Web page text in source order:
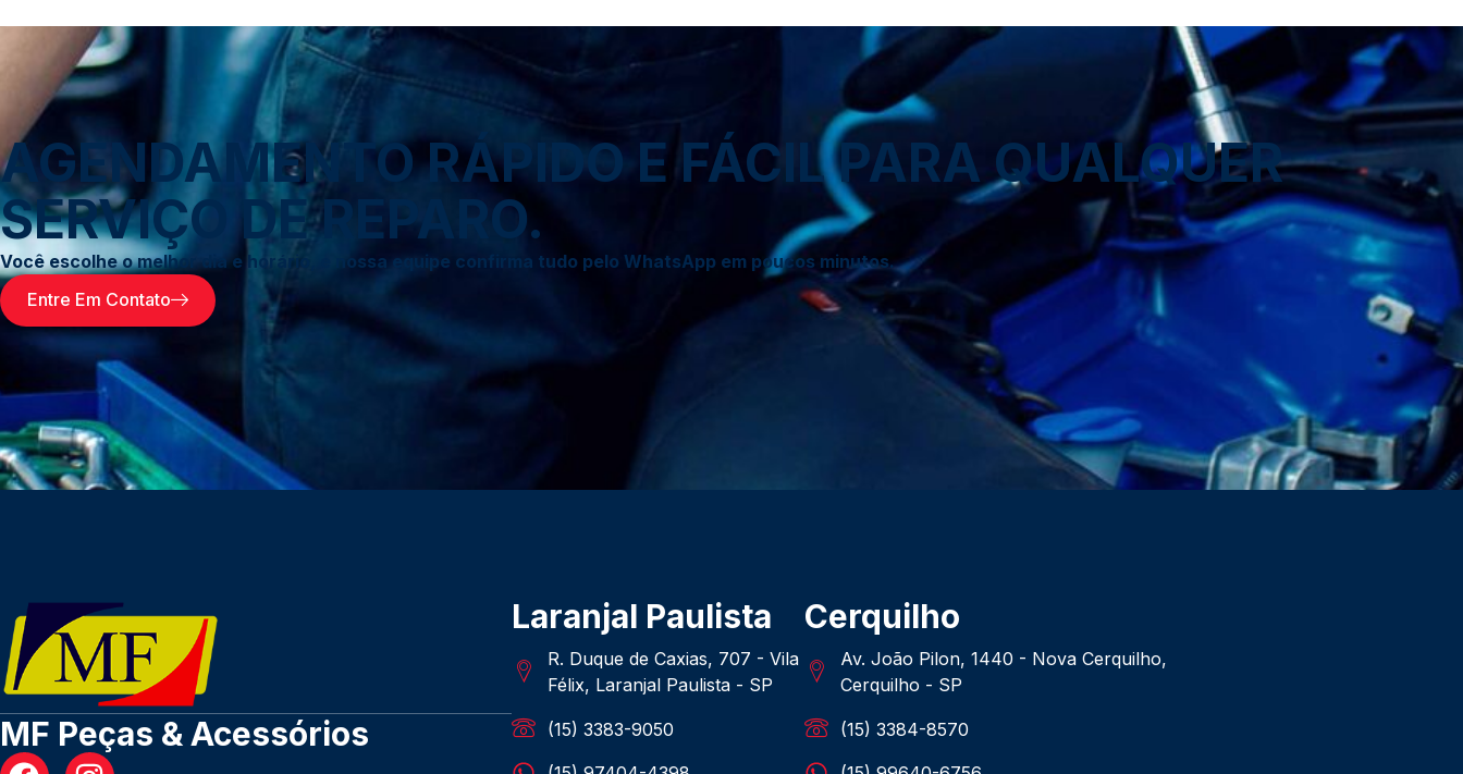
AGENDAMENTO RÁPIDO E FÁCIL PARA QUALQUER
SERVIÇO DE REPARO.
Você escolhe o melhor dia e horário, e nossa equipe confirma tudo pelo WhatsApp em poucos minutos.
Entre Em Contato
MF Peças & Acessórios
Laranjal Paulista
R. Duque de Caxias, 707 - Vila
Félix, Laranjal Paulista - SP
(15) 3383-9050
Cerquilho
Av. João Pilon, 1440 - Nova Cerquilho,
Cerquilho - SP
(15) 3384-8570